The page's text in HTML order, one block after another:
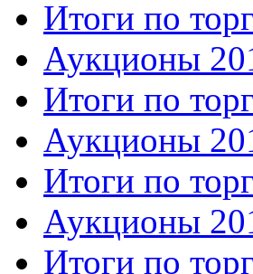
Итоги по
Аукционы
Итоги по
Аукционы
Итоги по
Аукционы
Итоги по